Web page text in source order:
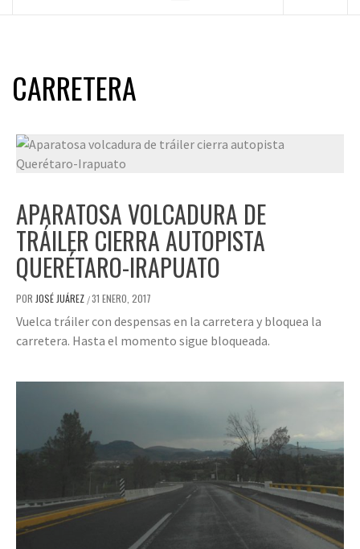
CARRETERA
APARATOSA VOLCADURA DE
TRÁILER CIERRA AUTOPISTA
QUERÉTARO-IRAPUATO
POR JOSÉ JUÁREZ /31 ENERO, 2017
Vuelca tráiler con despensas en la carretera y bloquea la
carretera. Hasta el momento sigue bloqueada.